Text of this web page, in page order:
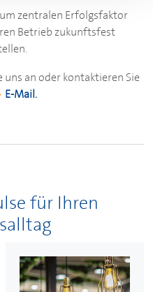
zentralen Erfolgsfaktor
Betrieb zukunftsfest
uns an oder kontaktieren Sie
E-Mail.
für Ihren